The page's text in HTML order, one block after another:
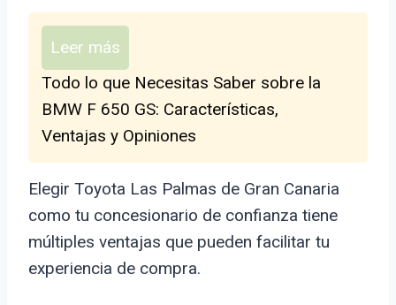
Leer más
Todo lo que Necesitas Saber sobre la
BMW F 650 GS: Características,
Ventajas y Opiniones
Elegir Toyota Las Palmas de Gran Canaria
como tu concesionario de confianza tiene
múltiples ventajas que pueden facilitar tu
experiencia de compra.